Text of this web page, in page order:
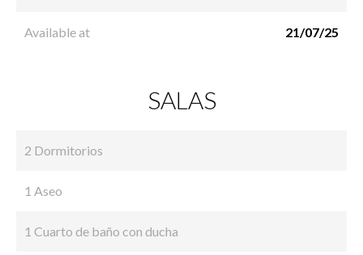
Available at 21/07/25
SALAS
2 Dormitorios
1 Aseo
1 Cuarto de baño con ducha